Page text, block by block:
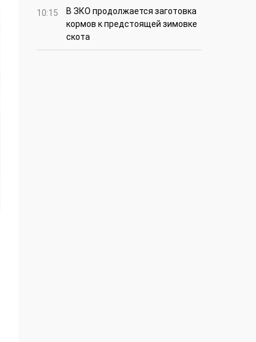
10:15
В ЗКО продолжается заготовка
кормов к предстоящей зимовке
скота